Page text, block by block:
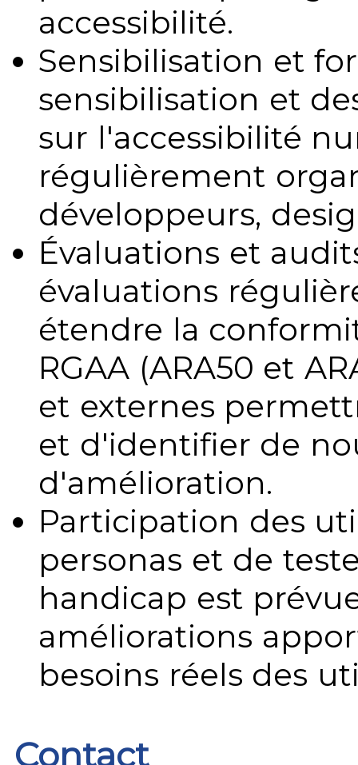
accessibilité.
Sensibilisation et
sensibilisation et
sur l'accessibilité
régulièrement
développeurs,
Évaluations et
évaluations
étendre la
RGAA (ARA50 et
et externes
et d'identifier de
d'amélioration.
Participation des
personas et de
handicap est
améliorations
besoins réels des
Contact